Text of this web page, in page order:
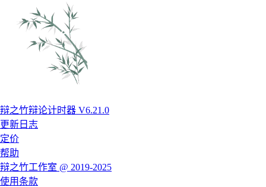
辩之竹辩论计时器 V6.21.0
更新日志
定价
帮助
辩之竹工作室 @ 2019-2025
使用条款